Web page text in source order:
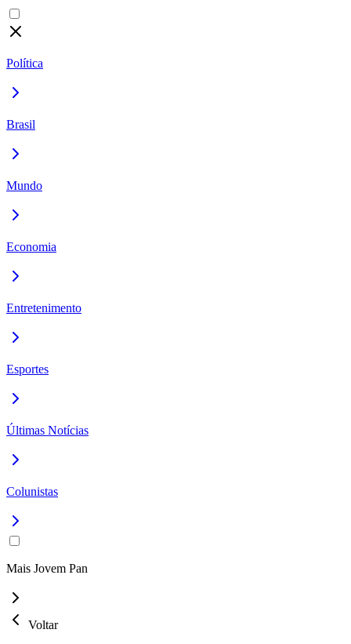
Política
Brasil
Mundo
Economia
Entretenimento
Esportes
Últimas Notícias
Colunistas
Mais Jovem Pan
Voltar